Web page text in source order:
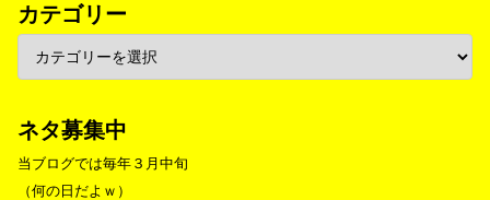
カテゴリー
ネタ募集中
当ブログでは毎年３月中旬
（何の日だよｗ）